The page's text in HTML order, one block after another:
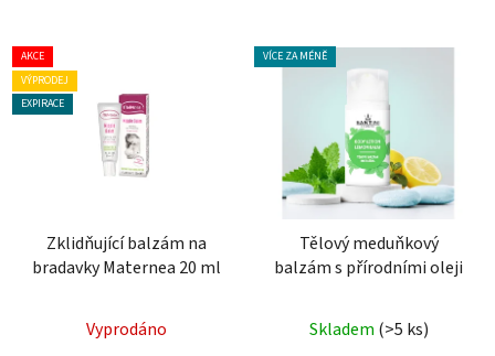
AKCE
VÝPRODEJ
EXPIRACE
Zklidňující balzám na
bradavky Maternea 20 ml
hodnocení
Vyprodáno
VÍCE ZA MÉNĚ
Tělový meduňkový
balzám s přírodními oleji
hodnocení
Skladem (>5 ks)